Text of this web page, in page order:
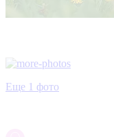
Еще 1 фото